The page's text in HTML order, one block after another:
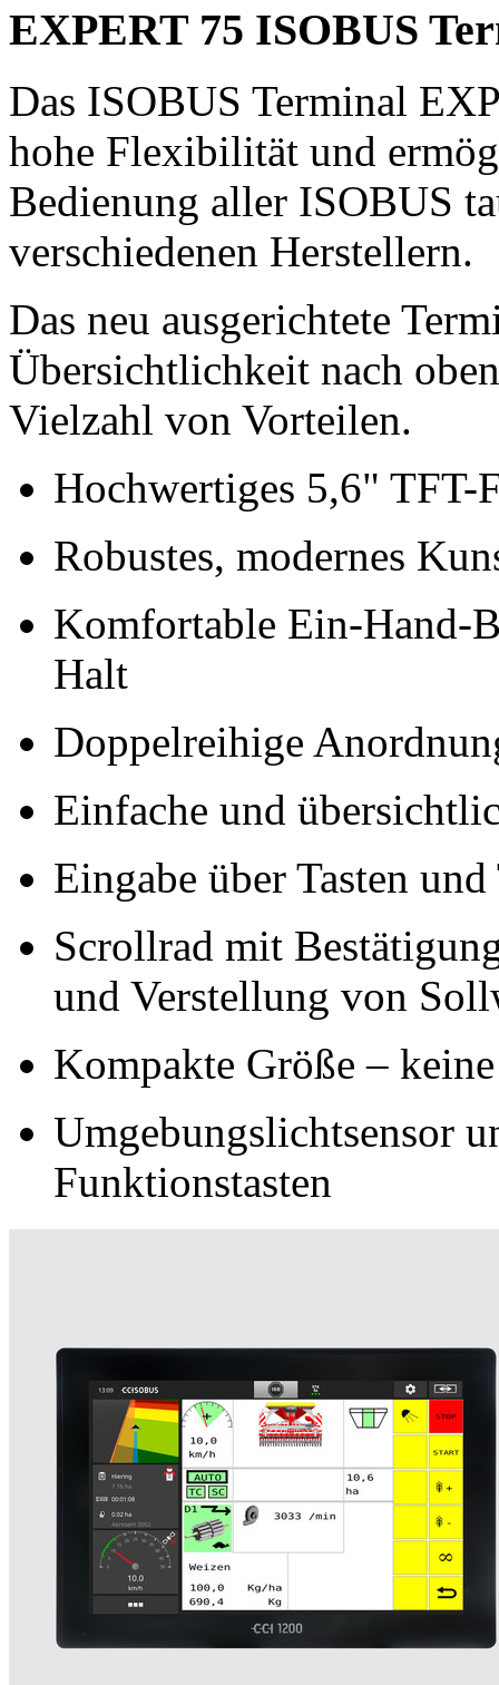
EXPERT 75 ISOBUS
Das ISOBUS Terminal
hohe Flexibilität und
Bedienung aller ISOBUS
verschiedenen Herstellern.
Das neu ausgerichtete
Übersichtlichkeit nach
Vielzahl von Vorteilen.
Hochwertiges 5,6" TFT-
Robustes, modernes
Komfortable Ein-Hand-
Halt
Doppelreihige
Einfache und
Eingabe über Tasten und
Scrollrad mit
und Verstellung von
Kompakte Größe –
Umgebungslichtsensor
Funktionstasten